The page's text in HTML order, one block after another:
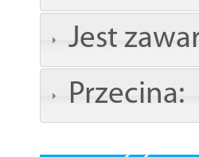
Jest
Przecina: